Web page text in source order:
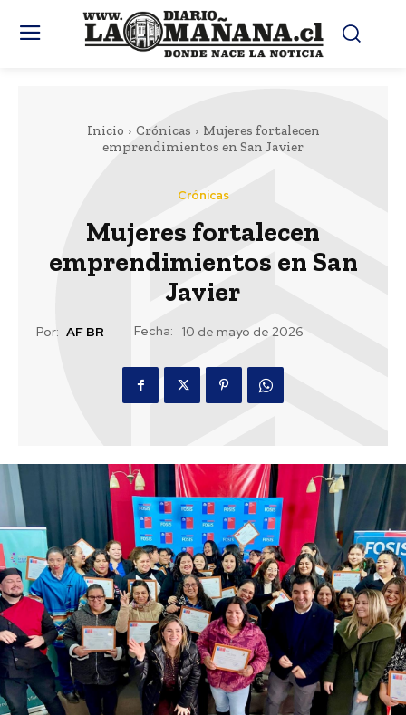
Inicio Crónicas
Mujeres fortalecen
emprendimientos en San Javier
Crónicas
Mujeres fortalecen
emprendimientos en San
Javier
Por: AF BR Fecha: 10 de mayo de 2026